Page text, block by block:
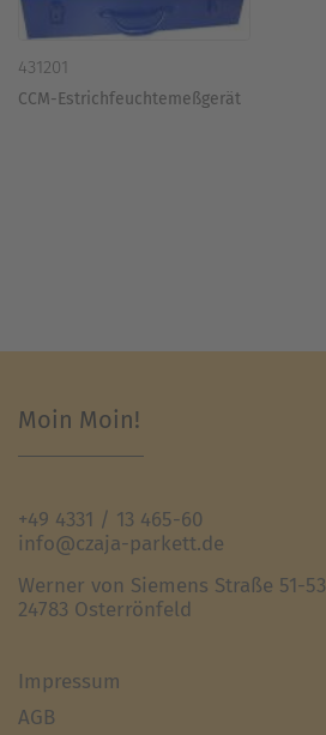
431201
CCM-Estrichfeuchtemeßgerät
Moin Moin!
+49 4331 / 13 465-60
info@czaja-parkett.de
Werner von Siemens Straße 51-53
24783 Osterrönfeld
Impressum
AGB